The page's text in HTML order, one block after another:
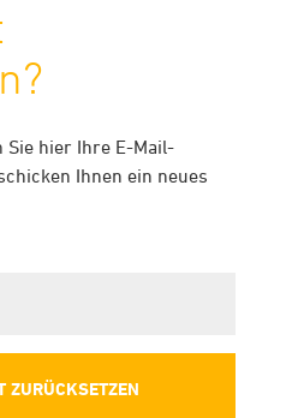
Sie hier Ihre E-Mail-
Ihnen ein neues